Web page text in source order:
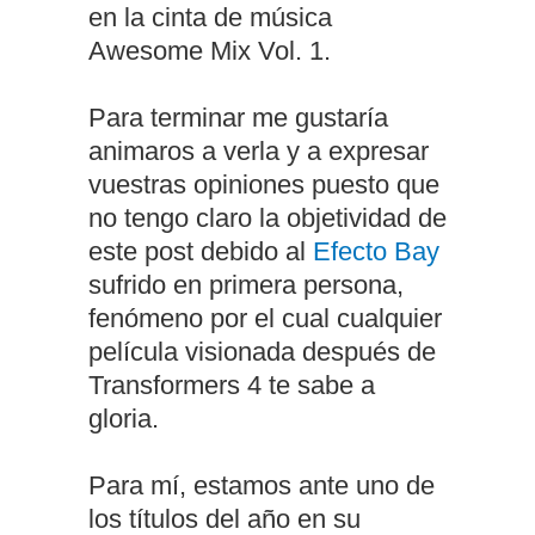
en la cinta de música
Awesome Mix Vol. 1.
Para terminar me gustaría
animaros a verla y a expresar
vuestras opiniones puesto que
no tengo claro la objetividad de
este post debido al Efecto Bay
sufrido en primera persona,
fenómeno por el cual cualquier
película visionada después de
Transformers 4 te sabe a
gloria.
Para mí, estamos ante uno de
los títulos del año en su